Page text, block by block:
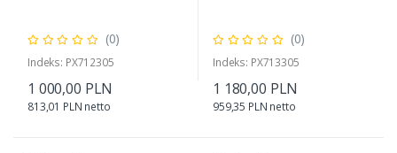
(0)
Indeks: PX712305
1 000,00 PLN
813,01 PLN netto
(0)
Indeks: PX713305
1 180,00 PLN
959,35 PLN netto